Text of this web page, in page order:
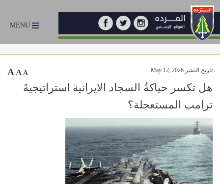
MENU
تاريخ النشر May 12, 2026 A A A
هل تكسر حياكةُ السجاد الايرانية استراتيجيةَ
ترامب المستعجلة؟